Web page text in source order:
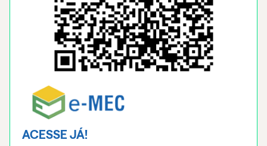
ACESSE JÁ!